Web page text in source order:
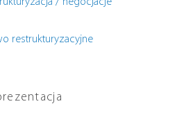
restrukturyzacyjne